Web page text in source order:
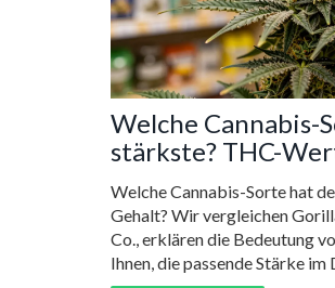
Welche Cannabis-
stärkste? THC-
Vergleich
Welche Cannabis-Sorte hat
Gehalt? Wir vergleichen
Co., erklären die Bedeutung
Ihnen, die passende Stärke im